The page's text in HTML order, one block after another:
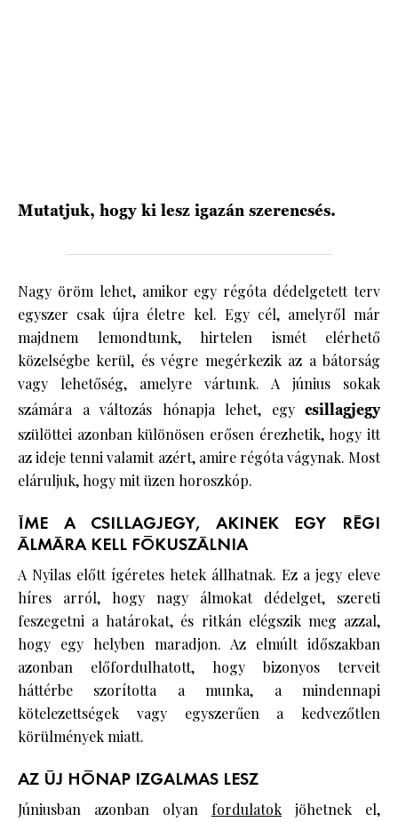
Mutatjuk, hogy ki lesz igazán szerencsés.
Nagy öröm lehet, amikor egy régóta dédelgetett terv
egyszer csak újra életre kel. Egy cél, amelyről már
majdnem lemondtunk, hirtelen ismét elérhető
közelségbe kerül, és végre megérkezik az a bátorság
vagy lehetőség, amelyre vártunk. A június sokak
számára a változás hónapja lehet, egy csillagjegy
szülöttei azonban különösen erősen érezhetik, hogy itt
az ideje tenni valamit azért, amire régóta vágynak. Most
eláruljuk, hogy mit üzen horoszkóp.
ÍME A CSILLAGJEGY, AKINEK EGY RÉGI
ÁLMÁRA KELL FÓKUSZÁLNIA
A Nyilas előtt ígéretes hetek állhatnak. Ez a jegy eleve
híres arról, hogy nagy álmokat dédelget, szereti
feszegetni a határokat, és ritkán elégszik meg azzal,
hogy egy helyben maradjon. Az elmúlt időszakban
azonban előfordulhatott, hogy bizonyos terveit
háttérbe szorította a munka, a mindennapi
kötelezettségek vagy egyszerűen a kedvezőtlen
körülmények miatt.
AZ ÚJ HÓNAP IZGALMAS LESZ
Júniusban azonban olyan fordulatok jöhetnek el,